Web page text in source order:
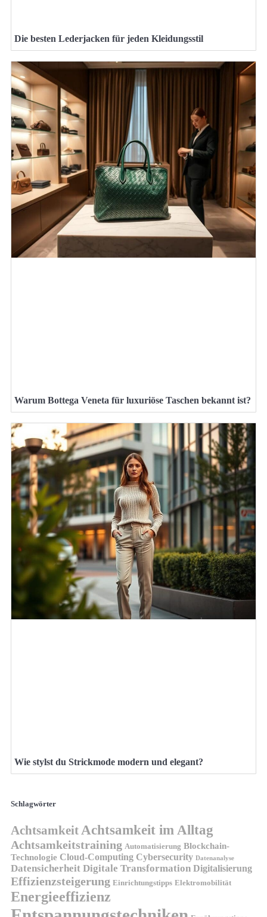
Die besten Lederjacken für jeden Kleidungsstil
Warum Bottega Veneta für luxuriöse Taschen bekannt ist?
Wie stylst du Strickmode modern und elegant?
Schlagwörter
AchtsamkeitAchtsamkeit im Alltag
Achtsamkeitstraining Automatisierung Blockchain-
Technologie Cloud-Computing Cybersecurity Datenanalyse
Datensicherheit Digitale Transformation Digitalisierung
Effizienzsteigerung Einrichtungstipps Elektromobilität
Energieeffizienz